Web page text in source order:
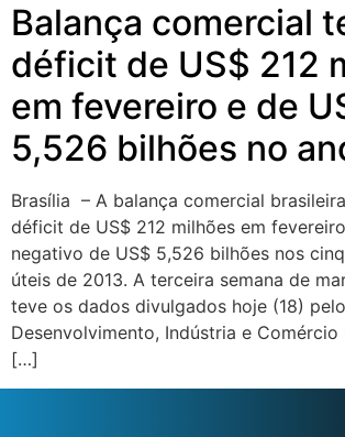
Balança comercial
déficit de US$ 212
em fevereiro e de
5,526 bilhões no
Brasília – A balança comercial
déficit de US$ 212 milhões em
negativo de US$ 5,526 bilhões nos
úteis de 2013. A terceira semana de
teve os dados divulgados hoje (18)
Desenvolvimento, Indústria e Comércio
[…]